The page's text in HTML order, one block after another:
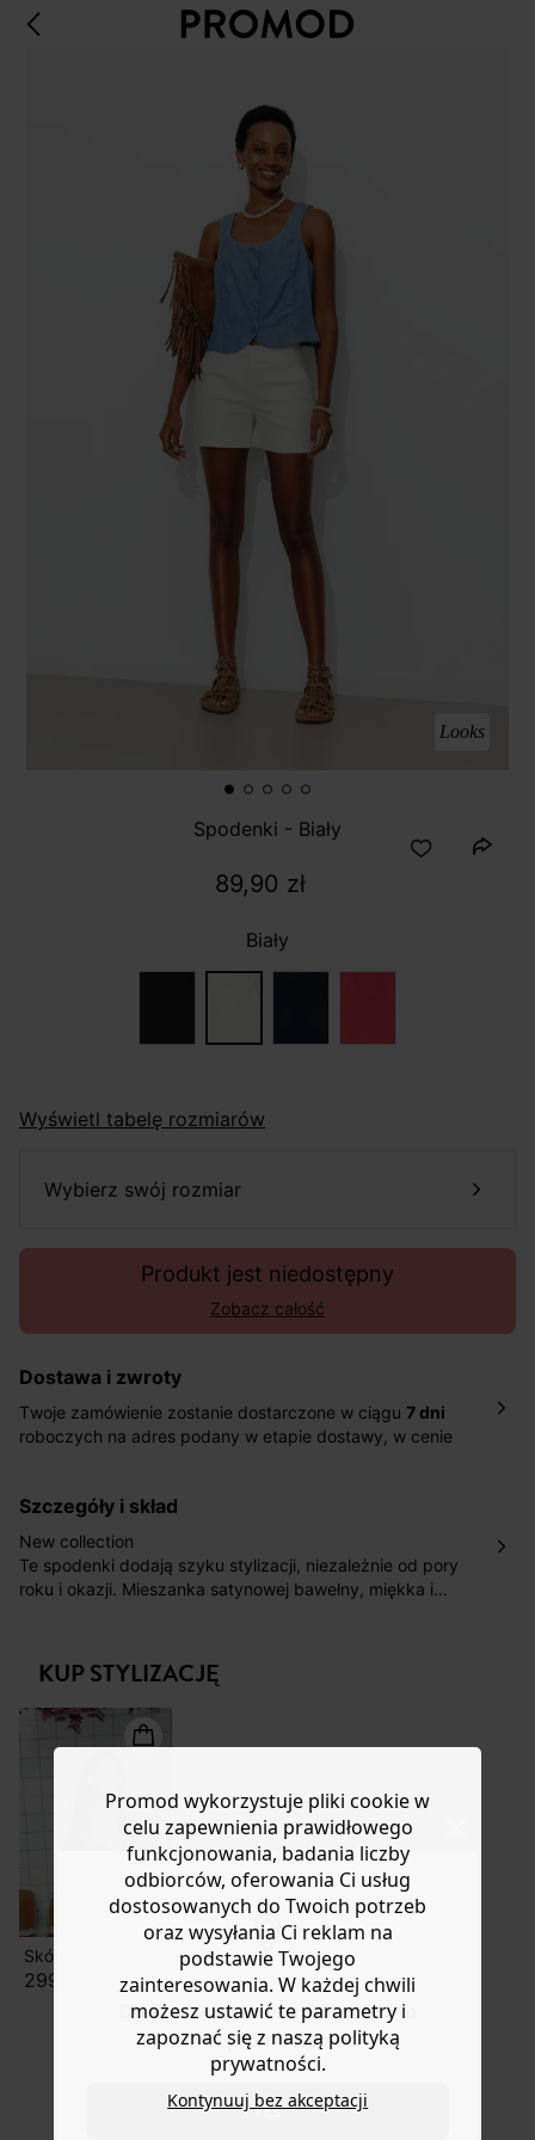
Do you want to be redirected to
www.promod.com ?
YES
Looks
Spodenki - Biały
89,90 zł
Biały
Wyświetl tabelę rozmiarów
wybierz swój rozmiar
Produkt jest niedostępny
Zobacz całość
Dostawa i zwroty
Twoje zamówienie zostanie dostarczone w ciągu 7 dni
roboczych na adres podany w etapie dostawy, w cenie
pośrednictwem DHL Express.
Nowość: Zamówienia dostarczamy w ciągu 4-6 dni
roboczych do wybranego przez Ciebie paczkomatu , a
koszt przesyłki wynosi 9,40 zł.
Pomoc
szczegóły i skład
New collection
Te spodenki dodają szyku stylizacji, niezależnie od pory
roku i okazji. Mieszanka satynowej bawełny, miękka i
kieszenie włoskie. 2 sztuczne kieszenie z tyłu. Szwy w
tym samym kolorze.
KUP STYLIZACJĘ
299,90 zł
Promod wykorzystuje pliki cookie w
celu zapewnienia prawidłowego
funkcjonowania, badania liczby
odbiorców, oferowania Ci usług
dostosowanych do Twoich potrzeb
oraz wysyłania Ci reklam na
podstawie Twojego
zainteresowania. W każdej chwili
możesz ustawić te parametry i
zapoznać się z naszą polityką
prywatności.
Kontynuuj bez akceptacji